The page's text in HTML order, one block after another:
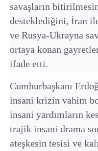
savaşların
desteklediğini, İran
ve Rusya-Ukrayna
ortaya konan
ifade etti.
Cumhurbaşkanı
insani krizin vahim
insani yardımların
trajik insani drama
ateşkesin tesisi ve